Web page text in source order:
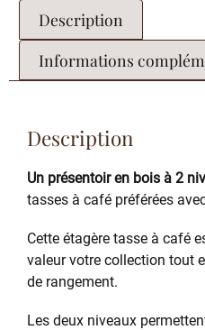
Description
Informations
Description
Un présentoir en bois à 2
tasses à café préférées
Cette étagère tasse à café
valeur votre collection tout
de rangement.
Les deux niveaux